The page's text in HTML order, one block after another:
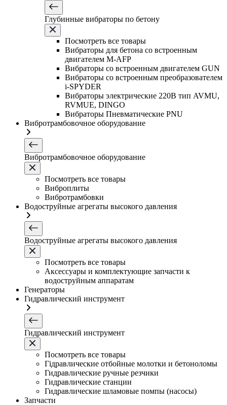
Глубинные вибраторы по бетону
Посмотреть все товары
Вибраторы для бетона со встроенным
двигателем M-AFP
Вибраторы со встроенным двигателем GUN
Вибраторы со встроенным преобразователем
i-SPYDER
Вибраторы электрические 220B тип AVMU,
RVMUE, DINGO
Вибраторы Пневматические PNU
Вибротрамбовочное оборудование
Вибротрамбовочное оборудование
Посмотреть все товары
Виброплиты
Вибротрамбовки
Водоструйные агрегаты высокого давления
Водоструйные агрегаты высокого давления
Посмотреть все товары
Аксессуары и комплектующие запчасти к
водоструйным аппаратам
Генераторы
Гидравлический инструмент
Гидравлический инструмент
Посмотреть все товары
Гідравлические отбойные молотки и бетоноломы
Гидравлические ручные резчики
Гидравлические станции
Гидравлические шламовые помпы (насосы)
Запчасти